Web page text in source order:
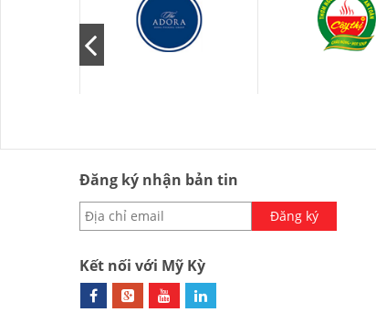
Đăng ký nhận bản tin
Đăng ký
Kết nối với Mỹ Kỳ